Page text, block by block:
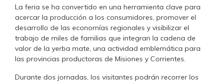
La feria se ha convertido en una herramienta clave para
acercar la producción a los consumidores, promover el
desarrollo de las economías regionales y visibilizar el
trabajo de miles de familias que integran la cadena de
valor de la yerba mate, una actividad emblemática para
las provincias productoras de Misiones y Corrientes.
Durante dos jornadas, los visitantes podrán recorrer los